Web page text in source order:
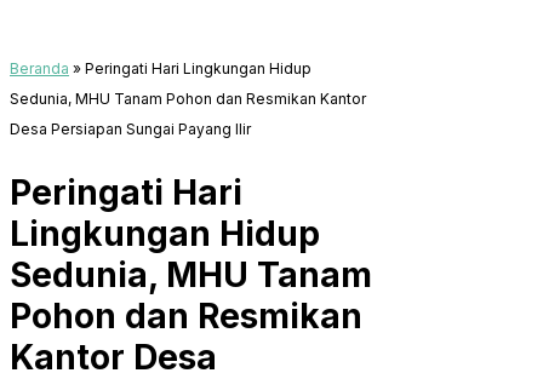
Beranda » Peringati Hari Lingkungan Hidup
Sedunia, MHU Tanam Pohon dan Resmikan Kantor
Desa Persiapan Sungai Payang Ilir
Peringati Hari
Lingkungan Hidup
Sedunia, MHU Tanam
Pohon dan Resmikan
Kantor Desa